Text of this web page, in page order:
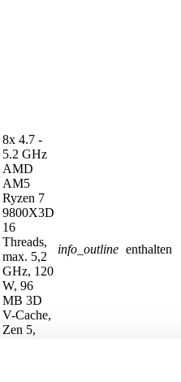
8x 4.7 -
5.2 GHz
AMD
AM5
Ryzen 7
9800X3D
16
Threads,
max. 5,2
GHz, 120
W, 96
MB 3D
V-Cache,
Zen 5,
info_outline enthalten